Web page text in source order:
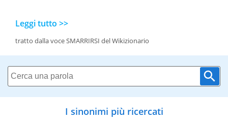
Leggi tutto >>
tratto dalla voce SMARRIRSI del Wikizionario
I sinonimi più ricercati